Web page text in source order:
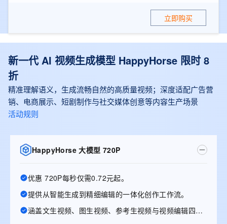
立即购买
新一代 AI 视频生成模型 HappyHorse 限时 8
折
精准理解语义，生成流畅自然的高质量视频；深度适配广告营
销、电商展示、短剧制作与社交媒体创意等内容生产场景
活动规则
HappyHorse 大模型 720P
优惠 720P每秒仅需0.72元起。
提供从智能生成到精细编辑的一体化创作工作流。
涵盖文生视频、图生视频、参考生视频与视频编辑四大能力